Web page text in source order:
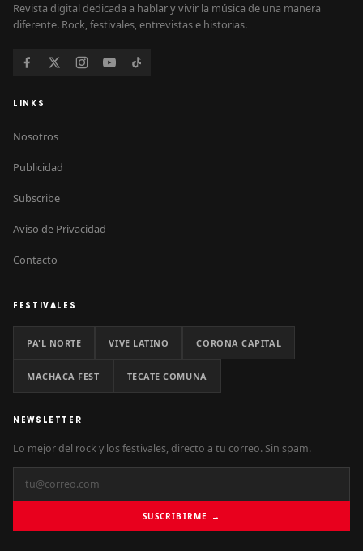
Revista digital dedicada a hablar y vivir la música de una manera
diferente. Rock, festivales, entrevistas e historias.
LINKS
Nosotros
Publicidad
Subscribe
Aviso de Privacidad
Contacto
FESTIVALES
PA'L NORTE VIVE LATINO CORONA CAPITAL
MACHACA FEST TECATE COMUNA
NEWSLETTER
Lo mejor del rock y los festivales, directo a tu correo. Sin spam.
SUSCRIBIRME →